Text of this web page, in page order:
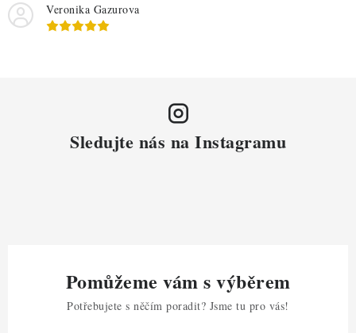
Veronika Gazurova
Sledujte nás na Instagramu
Pomůžeme vám s výběrem
Potřebujete s něčím poradit? Jsme tu pro vás!